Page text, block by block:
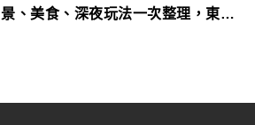
景、美食、深夜玩法一次整理，東京